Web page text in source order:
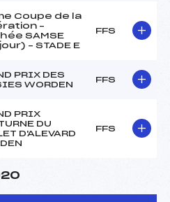
Coupe de la
–
SAMSE
– STADE E
FFS
PRIX DES
WORDEN
FFS
PRIX
DU
D'ALEVARD
FFS